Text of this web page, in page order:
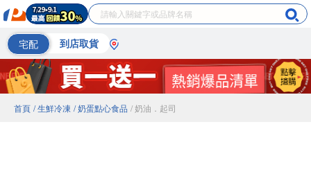
宅配 到店取貨
首頁 / 生鮮冷凍 / 奶蛋點心食品 / 奶油．起司